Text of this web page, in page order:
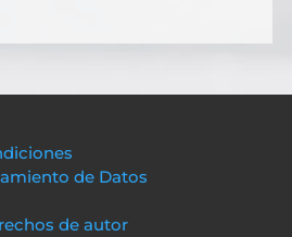
de Datos
de autor